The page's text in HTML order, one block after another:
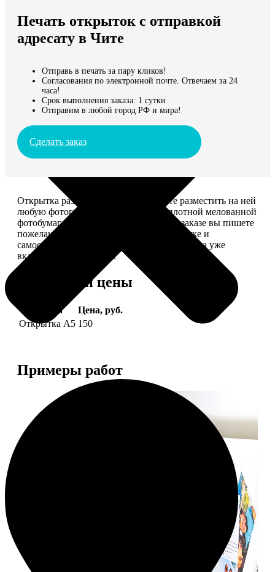
Мы доставляем по всему миру
Продолжить без города
Печать открыток с отправкой
адресату в Чите
Отправь в печать за пару кликов!
Согласования по электронной почте. Отвечаем за 24
часа!
Срок выполнения заказа: 1 сутки
Отправим в любой город РФ и мира!
Сделать заказ
Открытка размером 10*15, вы можете разместить на ней
любую фотографию. Печатается на плотной мелованной
фотобумаге плотностью 300 г/м2. При заказе вы пишете
пожелание, мы его напечатаем на открытке и
самостоятельно отправим адресату (доставка уже
включена в стоимость).
Форматы и цены
Услуга
Цена, руб.
Открытка А5 150
Примеры работ